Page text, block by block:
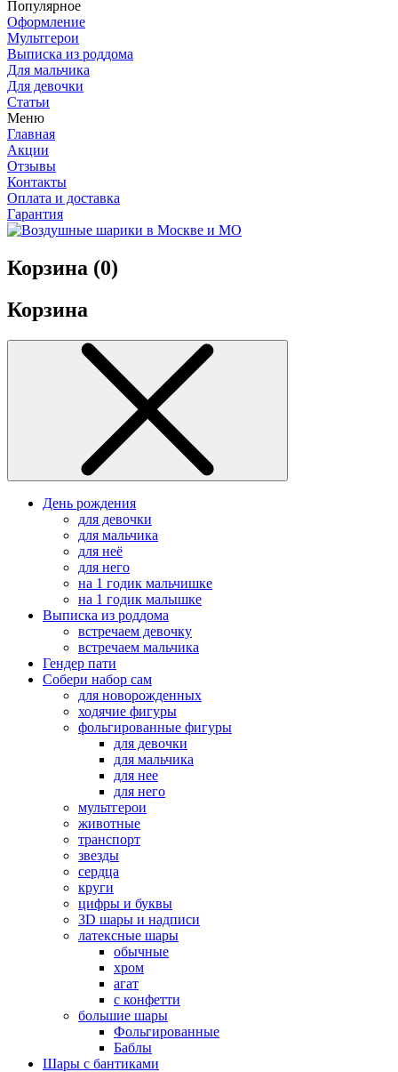
Популярное
Оформление
Мультгерои
Выписка из роддома
Для мальчика
Для девочки
Статьи
Меню
Главная
Акции
Отзывы
Контакты
Оплата и доставка
Гарантия
Корзина (0)
Корзина
День рождения
для девочки
для мальчика
для неё
для него
на 1 годик мальчишке
на 1 годик малышке
Выписка из роддома
встречаем девочку
встречаем мальчика
Гендер пати
Собери набор сам
для новорожденных
ходячие фигуры
фольгированные фигуры
для девочки
для мальчика
для нее
для него
мультгерои
животные
транспорт
звезды
сердца
круги
цифры и буквы
3D шары и надписи
латексные шары
обычные
хром
агат
с конфетти
большие шары
Фольгированные
Баблы
Шары с бантиками